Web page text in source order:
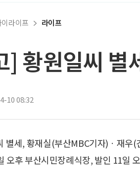
라이프 라이프
] 황원일씨 별
10 08:32
세, 황재실(부산MBC기자)ㆍ재우(
오후 부산시민장례식장, 발인 11일